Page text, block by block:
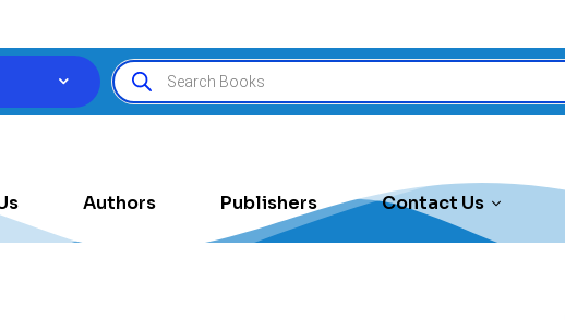
Authors Publishers Contact Us